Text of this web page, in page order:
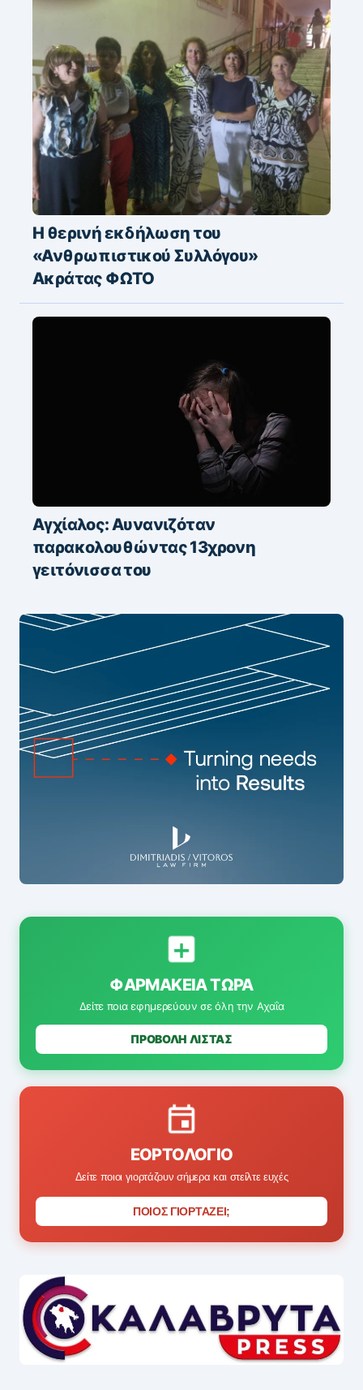
Η θερινή εκδήλωση του
«Ανθρωπιστικού Συλλόγου»
Ακράτας ΦΩΤΟ
Αγχίαλος: Αυνανιζόταν
παρακολουθώντας 13χρονη
γειτόνισσα του
ΦΑΡΜΑΚΕΊΑ ΤΏΡΑ
Δείτε ποια εφημερεύουν σε όλη την Αχαΐα
ΠΡΟΒΟΛΗ ΛΙΣΤΑΣ
ΕΟΡΤΟΛΌΓΙΟ
Δείτε ποιοι γιορτάζουν σήμερα και στείλτε ευχές
ΠΟΙΟΣ ΓΙΟΡΤΑΖΕΙ;